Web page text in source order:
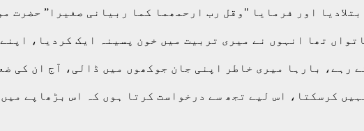
اور فرمایا "وقل رب ارحمھما کما ربیانی صغیرا” حضرت
تھا انہوں نے میری تربیت میں خون پسینہ ایک کردیا،
رہے، بارہا میری خاطر اپنی جان جوکھوں میں ڈالی، آج ان کی
کرسکتا، اس لیے تجھ سے درخواست کرتا ہوں کہ اس بڑھاپے